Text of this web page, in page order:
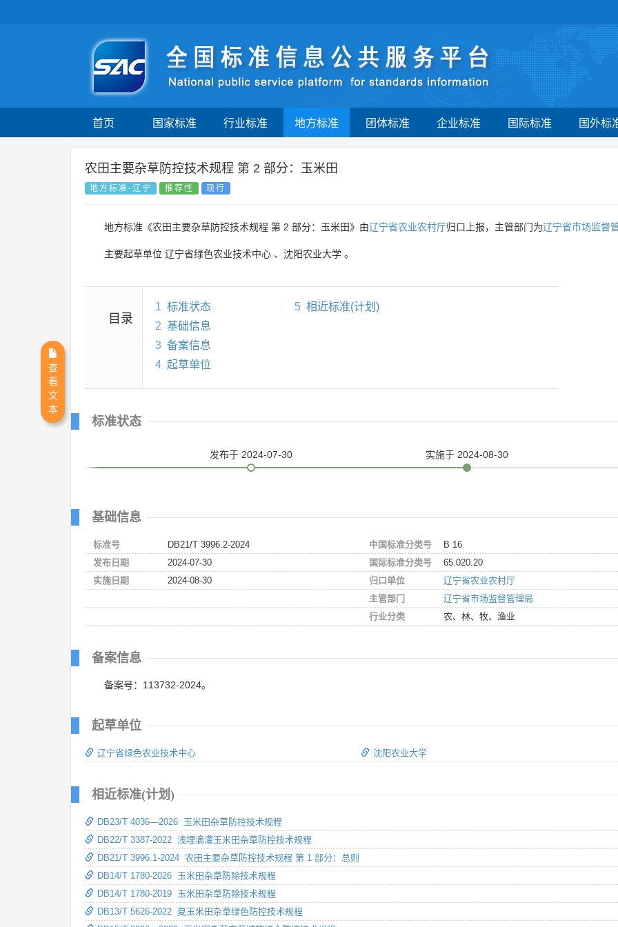
首页 国家标准 行业标准 地方标准 团体标准 企业标准 国际标准 国外标
农田主要杂草防控技术规程 第 2 部分：玉米田
地方标准-辽宁 推荐性 现行
地方标准《农田主要杂草防控技术规程 第 2 部分：玉米田》由辽宁省农业农村厅归口上报，主管部门为辽宁省市场监督
主要起草单位 辽宁省绿色农业技术中心 、 沈阳农业大学 。
目录
1 标准状态
2 基础信息
3 备案信息
4 起草单位
5 相近标准(计划)
标准状态
发布于 2024-07-30 实施于 2024-08-30
基础信息
标准号
DB21/T 3996.2-2024
发布日期
2024-07-30
实施日期
2024-08-30
中国标准分类号
B 16
国际标准分类号
65.020.20
归口单位
辽宁省农业农村厅
主管部门
辽宁省市场监督管理局
行业分类
农、林、牧、渔业
备案信息
备案号：113732-2024。
起草单位
辽宁省绿色农业技术中心 沈阳农业大学
相近标准(计划)
DB23/T 4036—2026 玉米田杂草防控技术规程
DB22/T 3387-2022 浅埋滴灌玉米田杂草防控技术规程
DB21/T 3996.1-2024 农田主要杂草防控技术规程 第 1 部分：总则
DB14/T 1780-2026 玉米田杂草防除技术规程
DB14/T 1780-2019 玉米田杂草防除技术规程
DB13/T 5626-2022 夏玉米田杂草绿色防控技术规程
查
看
文
本